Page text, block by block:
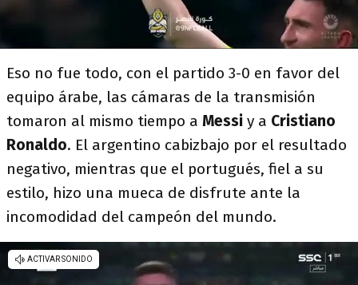
Eso no fue todo, con el partido 3-0 en favor del
equipo árabe, las cámaras de la transmisión
tomaron al mismo tiempo a Messi y a Cristiano
Ronaldo. El argentino cabizbajo por el resultado
negativo, mientras que el portugués, fiel a su
estilo, hizo una mueca de disfrute ante la
incomodidad del campeón del mundo.